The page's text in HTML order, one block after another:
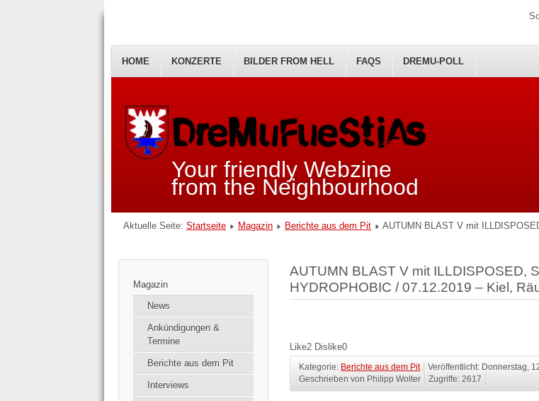
Your friendly Webzine
from the Neighbourhood
HOME KONZERTE BILDER FROM HELL FAQS DREMU-POLL
Aktuelle Seite: Startseite Magazin Berichte aus dem Pit AUTUMN BLAST V mit
Magazin
News
Ankündigungen &
Termine
Berichte aus dem Pit
Interviews
AUTUMN BLAST V mit ILLDISPOSED,
HYDROPHOBIC / 07.12.2019 – Kiel,
Like2 Dislike0
Kategorie: Berichte aus dem Pit
Veröffentlicht: Donnerstag,
Geschrieben von Philipp Wolter
Zugriffe: 2617